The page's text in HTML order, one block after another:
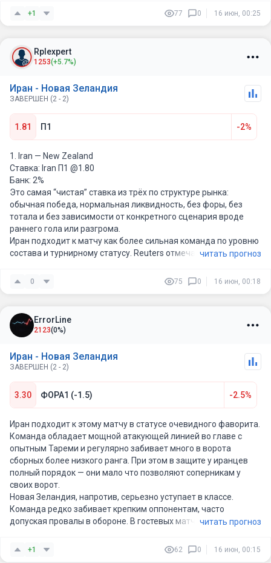
перед Бельгией, забрав мяч под контроль.
+1 77 0 16 июн, 00:25
Rplexpert
1253(+5.7%)
Иран - Новая Зеландия
ЗАВЕРШЕН (2 - 2)
1.81 П1 -2%
1. Iran — New Zealand
Ставка: Iran П1 @1.80
Банк: 2%
Это самая “чистая” ставка из трёх по структуре рынка:
обычная победа, нормальная ликвидность, без форы, без
тотала и без зависимости от конкретного сценария вроде
раннего гола или разгрома.
Иран подходит к матчу как более сильная команда по уровню
состава и турнирному статусу. Reuters отмечает, что New
мировом рейтинговом раскладе и прошёл азиатскую
квалификацию без поражений. Это важный базовый плюс:
циклом и хорошей квалификационной дистанцией.
У New Zealand есть дисциплина, физика и понятная структура,
шанс — закрытый матч, борьба за подборы/вторые мячи и
попытка дотянуть игру до ничейного сценария. Но если
смотреть именно на победу в основное время, у Ирана
больше инструментов: лучше качество атаки, больше
игроков, привыкших к матчам высокого давления, и выше
общий уровень противодействия, который команда
проходила в Азии.
Отдельный фактор — мотивация и эмоциональный фон.
Reuters писал, что Иран подходит к матчу на фоне
политического давления и сложной атмосферы, но тренер и
лидеры команды подчёркивали желание играть “для всех
иранцев”. Это может быть как дополнительным
эмоциональным грузом, так и мобилизующим фактором. В
банковом плане из-за этого я не поднимаю ставку до 3%, но
Что удерживает от большего банка: Opta даёт более
читать прогноз
0 75 0 16 июн, 00:18
ErrorLine
2123(0%)
Иран - Новая Зеландия
ЗАВЕРШЕН (2 - 2)
3.30 ФОРА1 (-1.5) -2.5%
Иран подходит к этому матчу в статусе очевидного фаворита.
Команда обладает мощной атакующей линией во главе с
опытным Тареми и регулярно забивает много в ворота
сборных более низкого ранга. При этом в защите у иранцев
полный порядок — они мало что позволяют соперникам у
своих ворот.
Новая Зеландия, напротив, серьезно уступает в классе.
Команда редко забивает крепким оппонентам, часто
допуская провалы в обороне. В гостевых матчах против
несколько мячей.
Иран за счет превосходства в мастерстве и физической
читать прогноз
+1 62 0 16 июн, 00:15